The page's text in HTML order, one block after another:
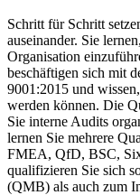
Schritt für Schritt
auseinander. Sie
Organisation
beschäftigen sich mit
9001:2015 und
werden können. Die
Sie interne Audits
lernen Sie mehrere
FMEA, QfD, BSC,
qualifizieren Sie sich
(QMB) als auch zum